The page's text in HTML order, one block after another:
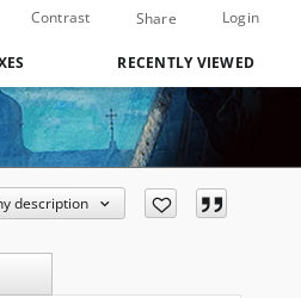
Contrast Share Login
RECENTLY VIEWED
description